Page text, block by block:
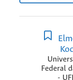
Federal
-